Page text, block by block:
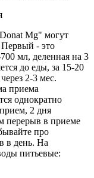
Mg" могут
Первый - это
мл, деленная на 3
до еды, за 15-20
2-3 мес.
приема
однократно
2 дня
перерыв в приеме
про
в день. На
питьевые: